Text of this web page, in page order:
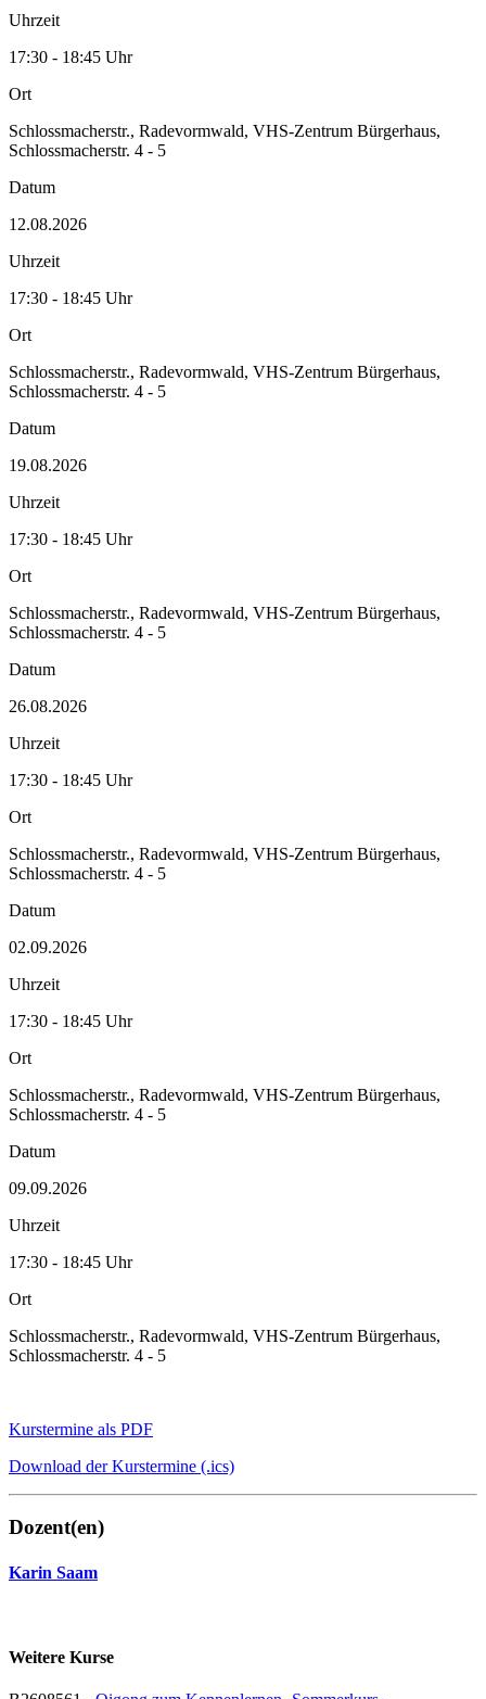
Uhrzeit
17:30 - 18:45 Uhr
Ort
Schlossmacherstr., Radevormwald, VHS-Zentrum Bürgerhaus,
Schlossmacherstr. 4 - 5
Datum
12.08.2026
Uhrzeit
17:30 - 18:45 Uhr
Ort
Schlossmacherstr., Radevormwald, VHS-Zentrum Bürgerhaus,
Schlossmacherstr. 4 - 5
Datum
19.08.2026
Uhrzeit
17:30 - 18:45 Uhr
Ort
Schlossmacherstr., Radevormwald, VHS-Zentrum Bürgerhaus,
Schlossmacherstr. 4 - 5
Datum
26.08.2026
Uhrzeit
17:30 - 18:45 Uhr
Ort
Schlossmacherstr., Radevormwald, VHS-Zentrum Bürgerhaus,
Schlossmacherstr. 4 - 5
Datum
02.09.2026
Uhrzeit
17:30 - 18:45 Uhr
Ort
Schlossmacherstr., Radevormwald, VHS-Zentrum Bürgerhaus,
Schlossmacherstr. 4 - 5
Datum
09.09.2026
Uhrzeit
17:30 - 18:45 Uhr
Ort
Schlossmacherstr., Radevormwald, VHS-Zentrum Bürgerhaus,
Schlossmacherstr. 4 - 5
Kurstermine als PDF
Download der Kurstermine (.ics)
Dozent(en)
Karin Saam
Weitere Kurse